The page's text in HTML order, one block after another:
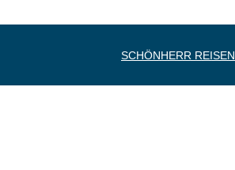
SCHÖNHERR REISEN